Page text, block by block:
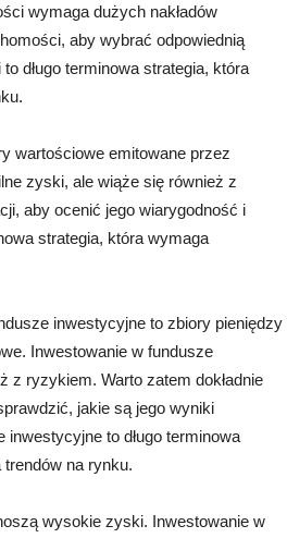
wymaga dużych nakładów
aby wybrać odpowiednią
długo terminowa strategia, która
wartościowe emitowane przez
zyski, ale wiąże się również z
aby ocenić jego wiarygodność i
strategia, która wymaga
inwestycyjne to zbiory pieniędzy
Inwestowanie w fundusze
ryzykiem. Warto zatem dokładnie
jakie są jego wyniki
to długo terminowa
na rynku.
wysokie zyski. Inwestowanie w